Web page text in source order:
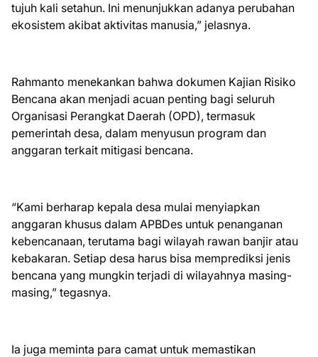
tujuh kali setahun. Ini menunjukkan adanya perubahan
ekosistem akibat aktivitas manusia,” jelasnya.
Rahmanto menekankan bahwa dokumen Kajian Risiko
Bencana akan menjadi acuan penting bagi seluruh
Organisasi Perangkat Daerah (OPD), termasuk
pemerintah desa, dalam menyusun program dan
anggaran terkait mitigasi bencana.
“Kami berharap kepala desa mulai menyiapkan
anggaran khusus dalam APBDes untuk penanganan
kebencanaan, terutama bagi wilayah rawan banjir atau
kebakaran. Setiap desa harus bisa memprediksi jenis
bencana yang mungkin terjadi di wilayahnya masing-
masing,” tegasnya.
Ia juga meminta para camat untuk memastikan